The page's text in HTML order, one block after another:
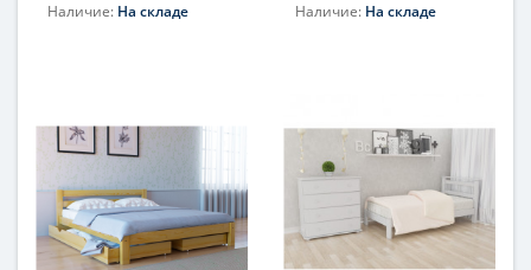
Наличие: На складе Наличие: На складе